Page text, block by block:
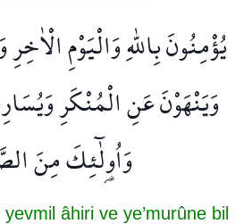
يُؤْمِنُونَ بِاللّٰهِ وَالْيَوْمِ
وَيَنْهَوْنَ عَنِ الْمُنْكَرِ
وَاُو۬لٰٓئِكَ مِنَ
âhiri ve ye’murûne bil